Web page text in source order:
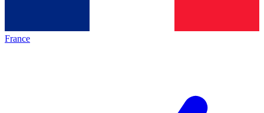
France